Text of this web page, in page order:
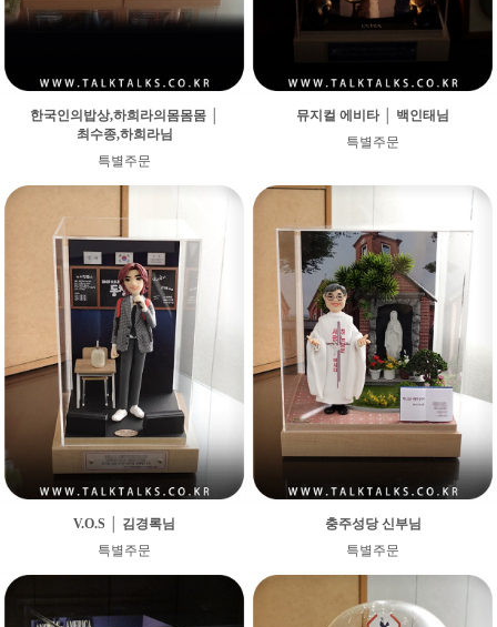
한국인의밥상,하희라의몸몸몸 │
최수종,하희라님
특별주문
뮤지컬 에비타 │ 백인태님
특별주문
V.O.S │ 김경록님
특별주문
충주성당 신부님
특별주문